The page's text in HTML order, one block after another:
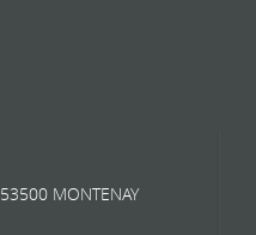
53500 MONTENAY